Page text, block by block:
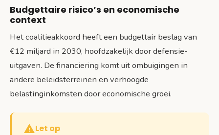
Budgettaire risico’s en economische
context
Het coalitieakkoord heeft een budgettair beslag van
€12 miljard in 2030, hoofdzakelijk door defensie-
uitgaven. De financiering komt uit ombuigingen in
andere beleidsterreinen en verhoogde
belastinginkomsten door economische groei.
Let op